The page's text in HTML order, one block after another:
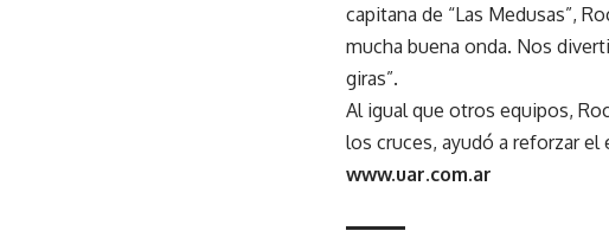
capitana de “Las Medusas”,
mucha buena onda. Nos
giras”.
Al igual que otros equipos,
los cruces, ayudó a reforzar
www.uar.com.ar